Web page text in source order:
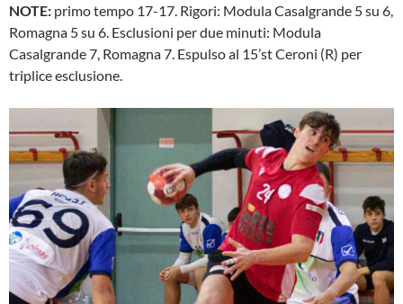
NOTE: primo tempo 17-17. Rigori: Modula Casalgrande 5 su 6,
Romagna 5 su 6. Esclusioni per due minuti: Modula
Casalgrande 7, Romagna 7. Espulso al 15’st Ceroni (R) per
triplice esclusione.